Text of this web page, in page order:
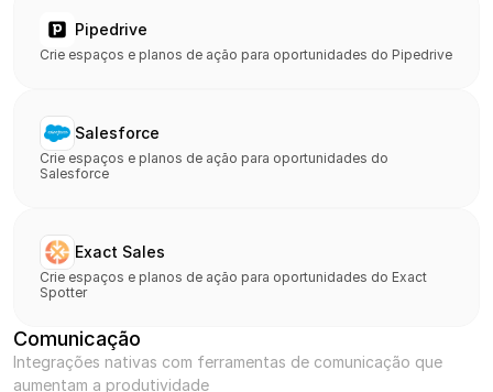
Pipedrive
Crie espaços e planos de ação para oportunidades do Pipedrive
Salesforce
Crie espaços e planos de ação para oportunidades do
Salesforce
Exact Sales
Crie espaços e planos de ação para oportunidades do Exact
Spotter
Comunicação
Integrações nativas com ferramentas de comunicação que
aumentam a produtividade